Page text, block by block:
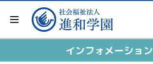
インフォメーション